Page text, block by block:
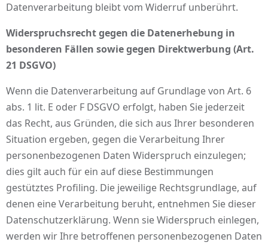
Datenverarbeitung bleibt vom Widerruf unberührt.
Widerspruchsrecht gegen die Datenerhebung in
besonderen Fällen sowie gegen Direktwerbung (Art.
21 DSGVO)
Wenn die Datenverarbeitung auf Grundlage von Art. 6
abs. 1 lit. E oder F DSGVO erfolgt, haben Sie jederzeit
das Recht, aus Gründen, die sich aus Ihrer besonderen
Situation ergeben, gegen die Verarbeitung Ihrer
personenbezogenen Daten Widerspruch einzulegen;
dies gilt auch für ein auf diese Bestimmungen
gestütztes Profiling. Die jeweilige Rechtsgrundlage, auf
denen eine Verarbeitung beruht, entnehmen Sie dieser
Datenschutzerklärung. Wenn sie Widerspruch einlegen,
werden wir Ihre betroffenen personenbezogenen Daten